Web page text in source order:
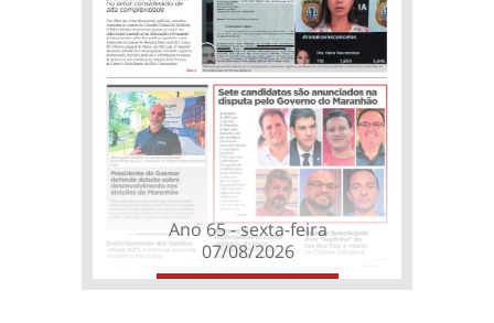
Ano 65 - sexta-feira
07/08/2026